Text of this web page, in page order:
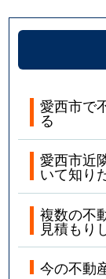
愛西市で
る
愛西市近
いて知り
複数の不
見積もり
今の不動